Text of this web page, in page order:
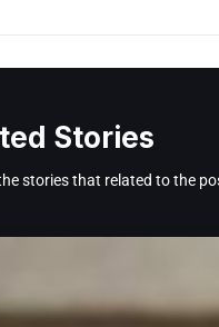
Stories
stories that related to the